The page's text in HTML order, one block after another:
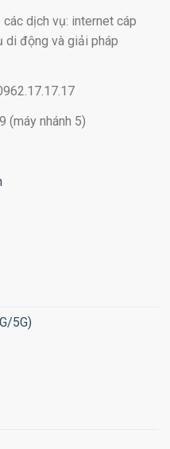
dịch vụ: internet cáp
di động và giải pháp
(máy nhánh 5)
5G)